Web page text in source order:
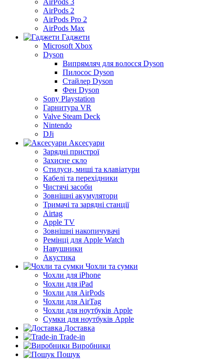
AirPods 3
AirPods 2
AirPods Pro 2
AirPods Max
Гаджети
Microsoft Xbox
Dyson
Випрямляч для волосся Dyson
Пилосос Dyson
Стайлер Dyson
Фен Dyson
Sony Playstation
Гарнитура VR
Valve Steam Deck
Nintendo
DJi
Аксесуари
Зарядні пристрої
Захисне скло
Стилуси, миші та клавіатури
Кабелі та перехідники
Чистячі засоби
Зовнішні акумулятори
Тримачі та зарядні станції
Airtag
Apple TV
Зовнішні накопичувачі
Ремінці для Apple Watch
Навушники
Акустика
Чохли та сумки
Чохли для iPhone
Чохли для iPad
Чохли для AirPods
Чохли для AirTag
Чохли для ноутбуків Apple
Сумки для ноутбуків Apple
Доставка
Trade-in
Виробники
Пошук